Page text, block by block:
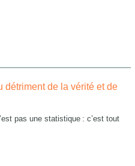
détriment de la vérité et de
pas une statistique : c’est tout